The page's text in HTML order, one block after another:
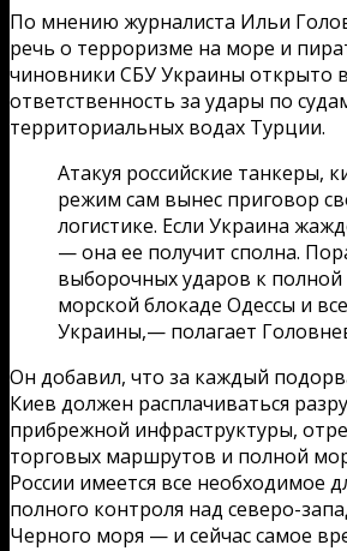
По мнению журналиста Ильи
речь о терроризме на море и
чиновники СБУ Украины открыто
ответственность за удары по
территориальных водах Турции.
Атакуя российские танкеры,
режим сам вынес приговор
логистике. Если Украина
— она ее получит сполна.
выборочных ударов к
морской блокаде Одессы и
Украины,— полагает
Он добавил, что за каждый
Киев должен расплачиваться
прибрежной инфраструктуры,
торговых маршрутов и полной
России имеется все необходимое
полного контроля над северо-
Черного моря — и сейчас самое